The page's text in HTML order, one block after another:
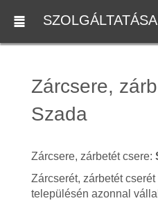
Zárcsere,
Szada
Zárcsere, zárbetét csere:
Zárcserét, zárbetét
településén azonnal